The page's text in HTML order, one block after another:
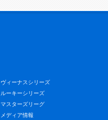
ヴィーナスシリーズ
ルーキーシリーズ
マスターズリーグ
メディア情報